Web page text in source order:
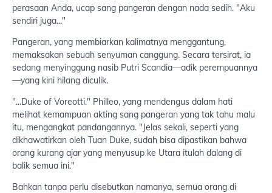
perasaan Anda, ucap sang pangeran dengan nada sedih. "Aku
sendiri juga..."
Pangeran, yang membiarkan kalimatnya menggantung,
memaksakan sebuah senyuman canggung. Secara tersirat, ia
sedang menyinggung nasib Putri Scandia—adik perempuannya
—yang kini hilang diculik.
"...Duke of Voreotti." Philleo, yang mendengus dalam hati
melihat kemampuan akting sang pangeran yang tak tahu malu
itu, mengangkat pandangannya. "Jelas sekali, seperti yang
dikhawatirkan oleh Tuan Duke, sudah bisa dipastikan bahwa
orang kurang ajar yang menyusup ke Utara itulah dalang di
balik semua ini."
Bahkan tanpa perlu disebutkan namanya, semua orang di